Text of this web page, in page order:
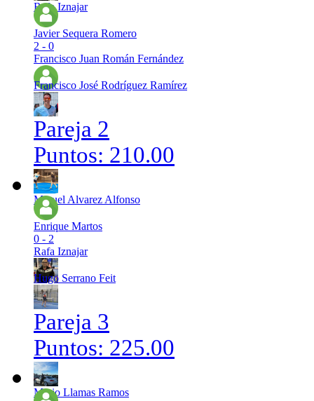
Rafa Iznajar
Javier Sequera Romero
2 - 0
Francisco Juan Román Fernández
Francisco José Rodríguez Ramírez
Pareja 2
Puntos: 210.00
Miguel Alvarez Alfonso
Enrique Martos
0 - 2
Rafa Iznajar
Hugo Serrano Feit
Pareja 3
Puntos: 225.00
Mario Llamas Ramos